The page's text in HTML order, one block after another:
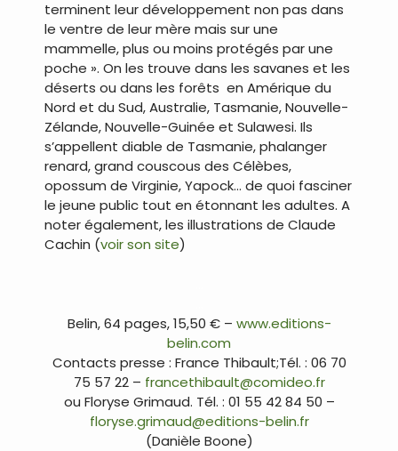
terminent leur développement non pas dans
le ventre de leur mère mais sur une
mammelle, plus ou moins protégés par une
poche ». On les trouve dans les savanes et les
déserts ou dans les forêts en Amérique du
Nord et du Sud, Australie, Tasmanie, Nouvelle-
Zélande, Nouvelle-Guinée et Sulawesi. Ils
s’appellent diable de Tasmanie, phalanger
renard, grand couscous des Célèbes,
opossum de Virginie, Yapock… de quoi fasciner
le jeune public tout en étonnant les adultes. A
noter également, les illustrations de Claude
Cachin (voir son site)
Belin, 64 pages, 15,50 € – www.editions-
belin.com
Contacts presse : France Thibault;Tél. : 06 70
75 57 22 – francethibault@comideo.fr
ou Floryse Grimaud. Tél. : 01 55 42 84 50 –
floryse.grimaud@editions-belin.fr
(Danièle Boone)